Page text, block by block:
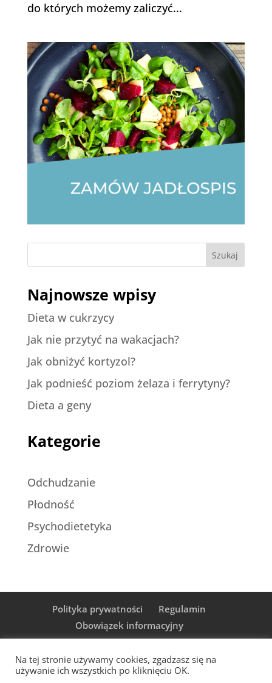
do których możemy zaliczyć...
Szukaj
Najnowsze wpisy
Dieta w cukrzycy
Jak nie przytyć na wakacjach?
Jak obniżyć kortyzol?
Jak podnieść poziom żelaza i ferrytyny?
Dieta a geny
Kategorie
Odchudzanie
Płodność
Psychodietetyka
Zdrowie
Polityka prywatności
Regulamin
Obowiązek informacyjny
Na tej stronie używamy cookies, zgadzasz się na
używanie ich wszystkich po kliknięciu OK.